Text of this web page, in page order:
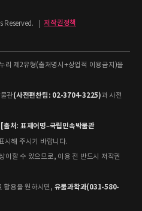
Reserved.
저작권정책
리 제2유형(출처명시+상업적 이용금지)을
관(사전편찬팀: 02-3704-3225)과 사전
[출처: 표제어명–국립민속박물관
시해 주시기 바랍니다.
이할 수 있으므로, 이용 전 반드시 저작권
활용을 원하시면, 유물과학과(031-580-